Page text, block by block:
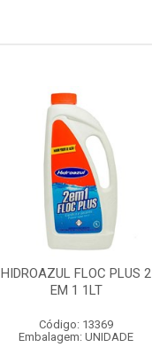
HIDROAZUL FLOC PLUS 2
EM 1 1LT
Código: 13369
Embalagem: UNIDADE